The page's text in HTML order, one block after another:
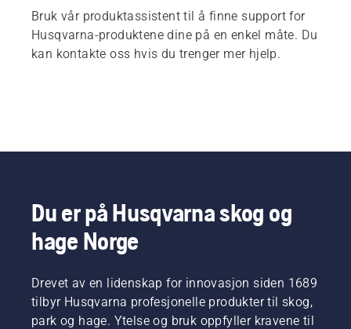
Bruk vår produktassistent til å finne support for
Husqvarna-produktene dine på en enkel måte. Du
kan kontakte oss hvis du trenger mer hjelp.
Du er på Husqvarna skog og
hage Norge
Drevet av en lidenskap for innovasjon siden 1689
tilbyr Husqvarna profesjonelle produkter til skog,
park og hage. Ytelse og bruk oppfyller kravene til